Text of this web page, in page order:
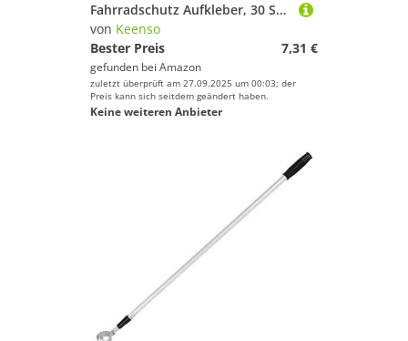
Fahrradschutz Aufkleber, 30 STK./Set Fahrrad Kettenstrebe und Rahmen Aufkleber Anti-Kratz Schutzaufkleber Dekorative Aufkleber für Fahrrad (Transparent)
von Keenso
Bester Preis
7,31 €
gefunden bei Amazon
zuletzt überprüft am 27.09.2025 um 00:03; der
Preis kann sich seitdem geändert haben.
Keine weiteren Anbieter